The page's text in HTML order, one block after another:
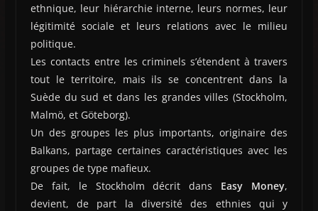
ethnique, leur hiérarchie interne, leurs normes, leur
légitimité sociale et leurs relations avec le milieu
politique.
Les contacts entre les criminels s’étendent à travers
tout le territoire, mais ils se concentrent dans la
Suède du sud et dans les grandes villes (Stockholm,
Malmö, et Göteborg).
Un des groupes les plus importants, originaire des
Balkans, partage certaines caractéristiques avec les
groupes de type mafieux.
De fait, le Stockholm décrit dans Easy Money,
devient, de part la diversité des ethnies qui y